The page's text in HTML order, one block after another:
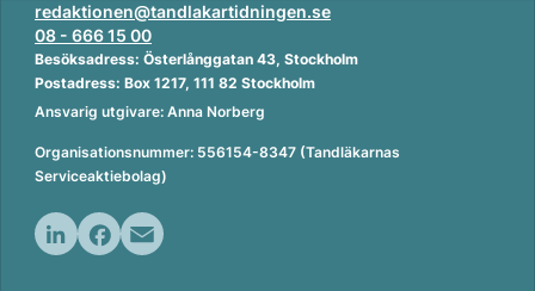
redaktionen@tandlakartidningen.se
08 - 666 15 00
Besöksadress: Österlånggatan 43, Stockholm
Postadress: Box 1217, 111 82 Stockholm
Ansvarig utgivare: Anna Norberg
Organisationsnummer: 556154-8347 (Tandläkarnas
Serviceaktiebolag)